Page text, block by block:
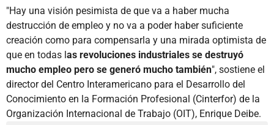
"Hay una visión pesimista de que va a haber mucha
destrucción de empleo y no va a poder haber suficiente
creación como para compensarla y una mirada optimista de
que en todas las revoluciones industriales se destruyó
mucho empleo pero se generó mucho también", sostiene el
director del Centro Interamericano para el Desarrollo del
Conocimiento en la Formación Profesional (Cinterfor) de la
Organización Internacional de Trabajo (OIT), Enrique Deibe.